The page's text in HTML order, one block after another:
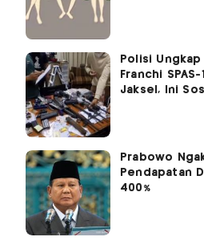
Polisi
Franchi
Jaksel, Ini
Prabowo
Pendapatan
400%